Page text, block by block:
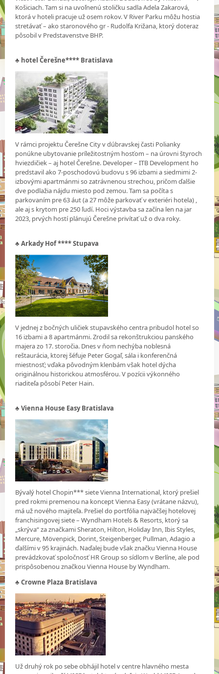
Košiciach. Tam si na uvoľnenú stoličku sadla Adela Zakarová,
ktorá v hoteli pracuje už osem rokov. V River Parku môžu hostia
stretávať – ako staronového gr - Rudolfa Križana, ktorý doteraz
pôsobil v Predstavenstve BHP.
♣ hotel Čerešne**** Bratislava
V rámci projektu Čerešne City v dúbravskej časti Polianky
ponúkne ubytovanie príležitostným hosťom – na úrovni štyroch
hviezdičiek – aj hotel Čerešne. Developer – ITB Development ho
predstavil ako 7-poschodovú budovu s 96 izbami a siedmimi 2-
izbovými apartmánmi so zatrávnenou strechou, pričom ďalšie
dve podlažia nájdu miesto pod zemou. Tam sa počíta s
parkovaním pre 63 áut (a 27 môže parkovať v exteriéri hotela) ,
ale aj s krytom pre 250 ľudí. Hoci výstavba sa začína len na jar
2023, prvých hostí plánujú Čerešne privítať už o dva roky.
♣Arkady Hof **** Stupava
V jednej z bočných uličiek stupavského centra pribudol hotel so
16 izbami a 8 apartmánmi. Zrodil sa rekonštrukciou panského
majera zo 17. storočia. Dnes v ňom nechýba noblesná
reštaurácia, ktorej šéfuje Peter Gogaľ, sála i konferenčná
miestnosť; vďaka pôvodným klenbám však hotel dýcha
originálnou historickou atmosférou. V pozícii výkonného
riaditeľa pôsobí Peter Hain.
♣ Vienna House Easy Bratislava
Bývalý hotel Chopin*** siete Vienna International, ktorý prešiel
pred rokmi premenou na koncept Vienna Easy (vrátane názvu),
má už nového majiteľa. Prešiel do portfólia najväčšej hotelovej
franchisingovej siete – Wyndham Hotels & Resorts, ktorý sa
„skrýva“ za značkami Sheraton, Hilton, Holiday Inn, Ibis Styles,
Mercure, Mövenpick, Dorint, Steigenberger, Pullman, Adagio a
ďalšími v 95 krajinách. Naďalej bude však značku Vienna House
prevádzkovať spoločnosť HR Group so sídlom v Berlíne, ale pod
prispôsobenou značkou Vienna House by Wyndham.
♣ Crowne Plaza Bratislava
Už druhý rok po sebe obhájil hotel v centre hlavného mesta